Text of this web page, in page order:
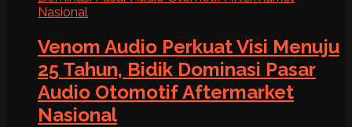
Venom Audio Perkuat Visi Menuju
25 Tahun, Bidik Dominasi Pasar
Audio Otomotif Aftermarket
Nasional